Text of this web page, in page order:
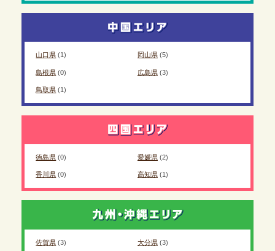
山口県 (1) 岡山県(5)
島根県 (0) 広島県(3)
鳥取県 (1)
徳島県 (0) 愛媛県(2)
香川県 (0) 高知県(1)
佐賀県 (3) 大分県(3)